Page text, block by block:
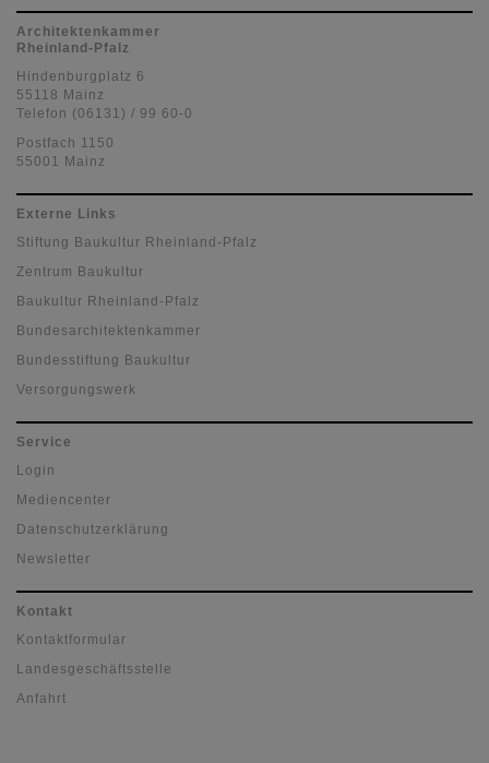
Architektenkammer
Rheinland-Pfalz
Hindenburgplatz 6
55118 Mainz
Telefon (06131) / 99 60-0
Postfach 1150
55001 Mainz
Externe Links
Stiftung Baukultur Rheinland-Pfalz
Zentrum Baukultur
Baukultur Rheinland-Pfalz
Bundesarchitektenkammer
Bundesstiftung Baukultur
Versorgungswerk
Service
Login
Mediencenter
Datenschutzerklärung
Newsletter
Kontakt
Kontaktformular
Landesgeschäftsstelle
Anfahrt